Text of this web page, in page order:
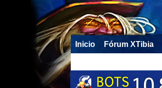
Inicio Fórum XTibia